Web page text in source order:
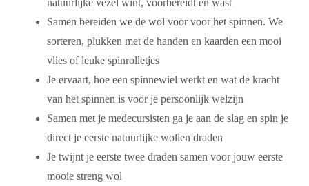
Samen bereiden we de wol voor voor het spinnen. We
sorteren, plukken met de handen en kaarden een mooi
vlies of leuke spinrolletjes
Je ervaart, hoe een spinnewiel werkt en wat de kracht
van het spinnen is voor je persoonlijk welzijn
Samen met je medecursisten ga je aan de slag en spin je
direct je eerste natuurlijke wollen draden
Je twijnt je eerste twee draden samen voor jouw eerste
mooie streng wol